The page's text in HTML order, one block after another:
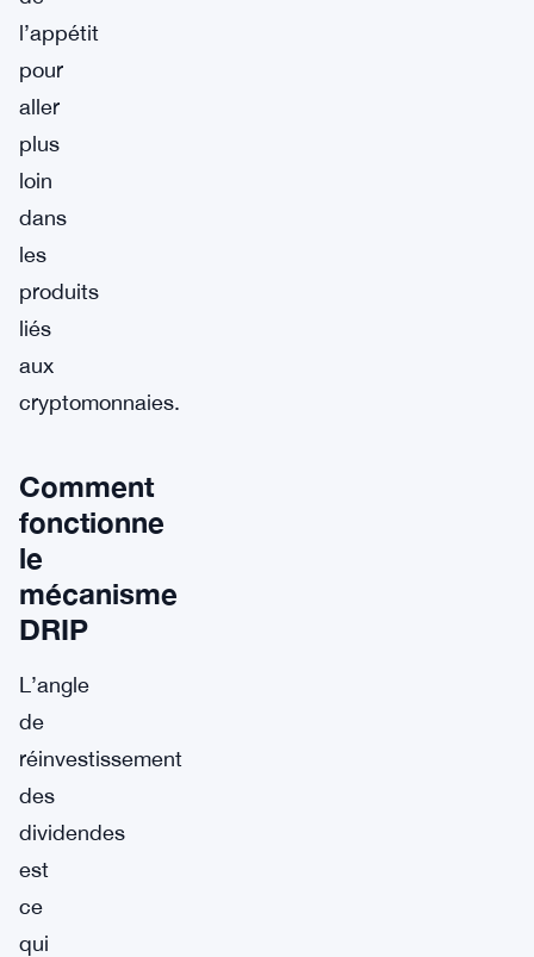
l’appétit
pour
aller
plus
loin
dans
les
produits
liés
aux
cryptomonnaies.
Comment
fonctionne
le
mécanisme
DRIP
L’angle
de
réinvestissement
des
dividendes
est
ce
qui